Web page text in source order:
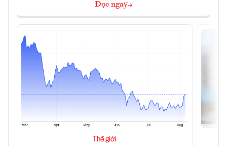
Đọc ngay
Thế giới